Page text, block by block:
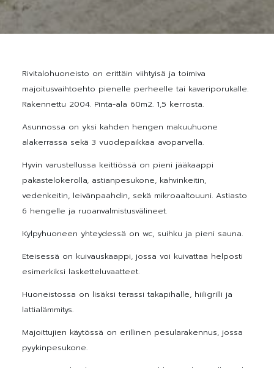
Rivitalohuoneisto on erittäin viihtyisä ja toimiva
majoitusvaihtoehto pienelle perheelle tai kaveriporukalle.
Rakennettu 2004. Pinta-ala 60m2. 1,5 kerrosta.
Asunnossa on yksi kahden hengen makuuhuone
alakerrassa sekä 3 vuodepaikkaa avoparvella.
Hyvin varustellussa keittiössä on pieni jääkaappi
pakastelokerolla, astianpesukone, kahvinkeitin,
vedenkeitin, leivänpaahdin, sekä mikroaaltouuni. Astiasto
6 hengelle ja ruoanvalmistusvälineet.
Kylpyhuoneen yhteydessä on wc, suihku ja pieni sauna.
Eteisessä on kuivauskaappi, jossa voi kuivattaa helposti
esimerkiksi lasketteluvaatteet.
Huoneistossa on lisäksi terassi takapihalle, hiiligrilli ja
lattialämmitys.
Majoittujien käytössä on erillinen pesularakennus, jossa
pyykinpesukone.